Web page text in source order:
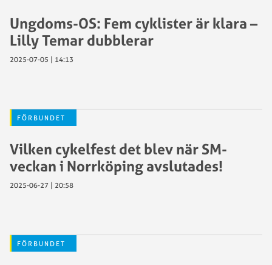
Ungdoms-OS: Fem cyklister är klara –
Lilly Temar dubblerar
2025-07-05 | 14:13
FÖRBUNDET
Vilken cykelfest det blev när SM-
veckan i Norrköping avslutades!
2025-06-27 | 20:58
FÖRBUNDET